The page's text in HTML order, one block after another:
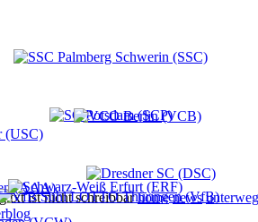
ist nicht schreibbarhome news